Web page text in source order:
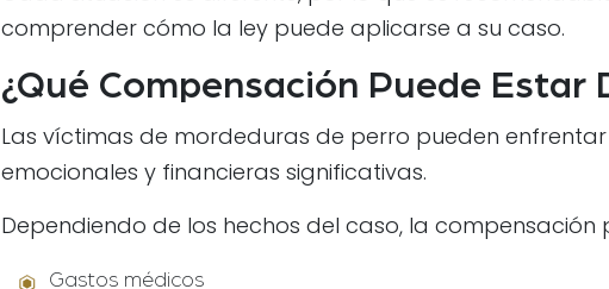
comprender cómo la ley puede aplicarse a su caso.
¿Qué Compensación Puede Estar
Las víctimas de mordeduras de perro pueden
emocionales y financieras significativas.
Dependiendo de los hechos del caso, la compensación
Gastos médicos